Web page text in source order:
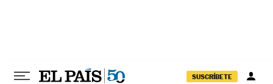
SUSCRÍBETE